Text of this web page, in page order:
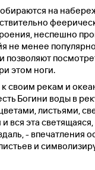
на
неспешно
не менее
позволяют
этом ноги.
своим рекам и
Богини воды в
листьями,
вся эта
- впечатления
и